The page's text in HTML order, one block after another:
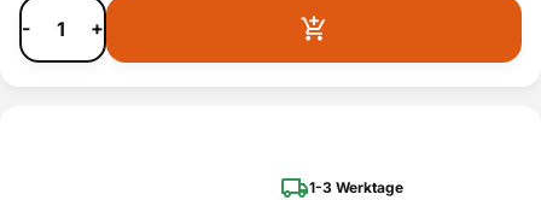
- +
1-3 Werktage